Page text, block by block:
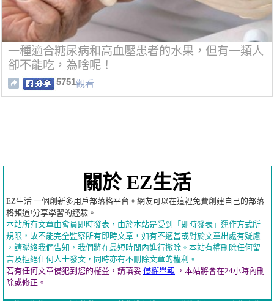
一種適合糖尿病和高血壓患者的水果，但有一類人
卻不能吃，為啥呢！
5751觀看
關於 EZ生活
EZ生活 一個創新多用戶部落格平台。網友可以在這裡免費創建自己的部落
格頻道!分享學習的經驗。
本站所有文章由會員即時發表，由於本站是受到「即時發表」運作方式所
規限，故不能完全監察所有即時文章，如有不適當或對於文章出處有疑慮
，請聯絡我們告知，我們將在最短時間內進行撤除。本站有權刪除任何留
言及拒絕任何人士發文，同時亦有不刪除文章的權利。
若有任何文章侵犯到您的權益，請瑱妥 侵權舉報 ，本站將會在24小時內刪
除或修正。